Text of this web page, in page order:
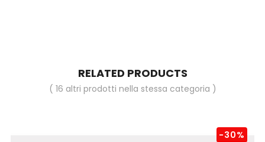
RELATED PRODUCTS
( 16 altri prodotti nella stessa categoria )
-30%